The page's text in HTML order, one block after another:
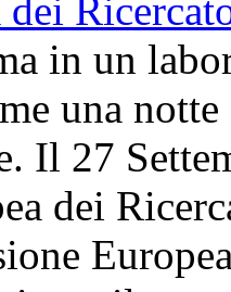
in un
una
Il 27
dei